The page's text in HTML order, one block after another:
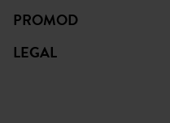
PROMOD
LEGAL